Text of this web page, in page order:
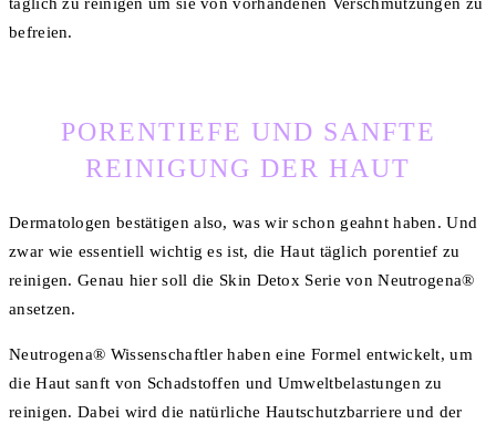
befreien.
PORENTIEFE UND SANFTE
REINIGUNG DER HAUT
Dermatologen bestätigen also, was wir schon geahnt haben. Und
zwar wie essentiell wichtig es ist, die Haut täglich porentief zu
reinigen. Genau hier soll die Skin Detox Serie von Neutrogena®
ansetzen.
Neutrogena® Wissenschaftler haben eine Formel entwickelt, um
die Haut sanft von Schadstoffen und Umweltbelastungen zu
reinigen. Dabei wird die natürliche Hautschutzbarriere und der